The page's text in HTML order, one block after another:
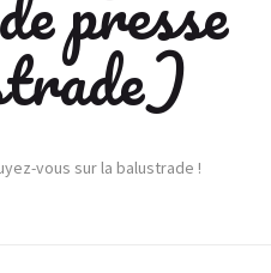
vous sur la balustrade !